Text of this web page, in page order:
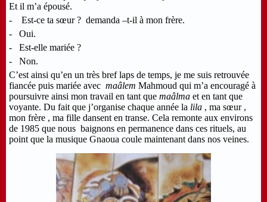
Et il m’a épousé.
- Est-ce ta sœur ? demanda –t-il à mon frère.
- Oui.
- Est-elle mariée ?
- Non.
C’est ainsi qu’en un très bref laps de temps, je me suis retrouvée
fiancée puis mariée avec maâlem Mahmoud qui m’a encouragé à
poursuivre ainsi mon travail en tant que maâlma et en tant que
voyante. Du fait que j’organise chaque année la lila , ma sœur ,
mon frère , ma fille dansent en transe. Cela remonte aux environs
de 1985 que nous baignons en permanence dans ces rituels, au
point que la musique Gnaoua coule maintenant dans nos veines.